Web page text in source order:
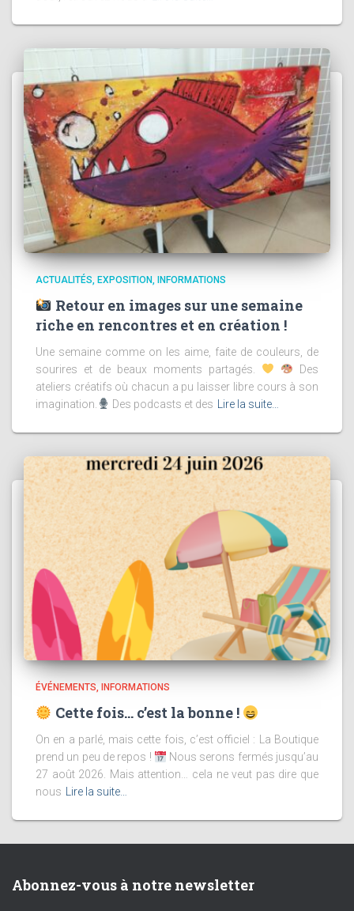
ACTUALITÉS EXPOSITION INFORMATIONS
Retour en images sur une semaine
riche en rencontres et en création !
Une semaine comme on les aime, faite de couleurs, de
sourires et de beaux moments partagés.
Des
ateliers créatifs où chacun a pu laisser libre cours à son
imagination.
Des podcasts et des Lire la suite…
ÉVÉNEMENTS INFORMATIONS
Cette fois… c’est la bonne !
On en a parlé, mais cette fois, c’est officiel : La Boutique
prend un peu de repos !
Nous serons fermés jusqu’au
27 août 2026. Mais attention… cela ne veut pas dire que
nous Lire la suite…
Abonnez-vous à notre newsletter